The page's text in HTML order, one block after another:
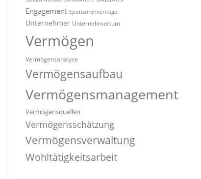
Engagement Sponsorenverträge
Unternehmer Unternehmertum
Vermögen
Vermögensanalyse
Vermögensaufbau
Vermögensmanagement
Vermögensquellen
Vermögensschätzung
Vermögensverwaltung
Wohltätigkeitsarbeit